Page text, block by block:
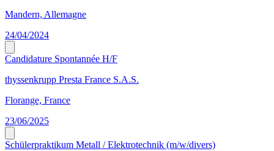
Mandern, Allemagne
24/04/2024
Candidature Spontannée H/F
thyssenkrupp Presta France S.A.S.
Florange, France
23/06/2025
Schülerpraktikum Metall / Elektrotechnik (m/w/divers)